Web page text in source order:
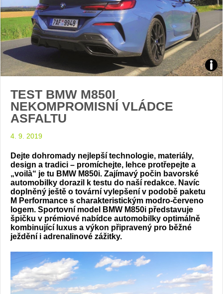
TEST BMW M850I
NEKOMPROMISNÍ VLÁDCE
ASFALTU
4. 9. 2019
Dejte dohromady nejlepší technologie, materiály,
design a tradici – promíchejte, lehce protřepejte a
„voilà“ je tu BMW M850i. Zajímavý počin bavorské
automobilky dorazil k testu do naší redakce. Navíc
doplněný ještě o tovární vylepšení v podobě paketu
M Performance s charakteristickým modro-červeno
logem. Sportovní model BMW M850i představuje
špičku v prémiové nabídce automobilky optimálně
kombinující luxus a výkon připravený pro běžné
ježdění i adrenalinové zážitky.